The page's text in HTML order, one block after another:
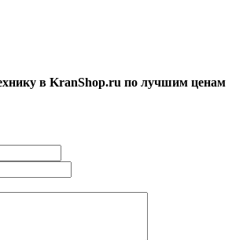
в KranShop.ru по лучшим ценам